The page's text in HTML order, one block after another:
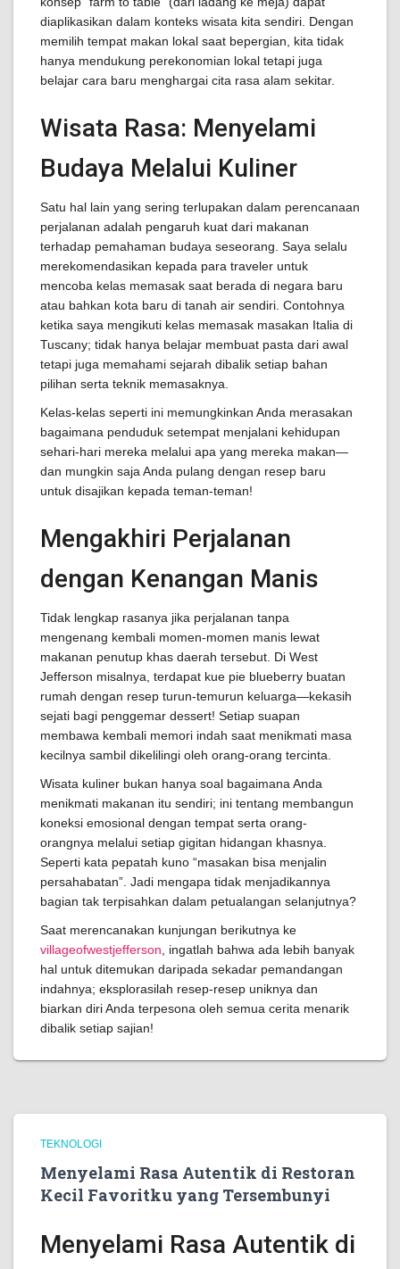
diaplikasikan dalam konteks wisata kita sendiri. Dengan
memilih tempat makan lokal saat bepergian, kita tidak
hanya mendukung perekonomian lokal tetapi juga
belajar cara baru menghargai cita rasa alam sekitar.
Wisata Rasa: Menyelami
Budaya Melalui Kuliner
Satu hal lain yang sering terlupakan dalam perencanaan
perjalanan adalah pengaruh kuat dari makanan
terhadap pemahaman budaya seseorang. Saya selalu
merekomendasikan kepada para traveler untuk
mencoba kelas memasak saat berada di negara baru
atau bahkan kota baru di tanah air sendiri. Contohnya
ketika saya mengikuti kelas memasak masakan Italia di
Tuscany; tidak hanya belajar membuat pasta dari awal
tetapi juga memahami sejarah dibalik setiap bahan
pilihan serta teknik memasaknya.
Kelas-kelas seperti ini memungkinkan Anda merasakan
bagaimana penduduk setempat menjalani kehidupan
sehari-hari mereka melalui apa yang mereka makan—
dan mungkin saja Anda pulang dengan resep baru
untuk disajikan kepada teman-teman!
Mengakhiri Perjalanan
dengan Kenangan Manis
Tidak lengkap rasanya jika perjalanan tanpa
mengenang kembali momen-momen manis lewat
makanan penutup khas daerah tersebut. Di West
Jefferson misalnya, terdapat kue pie blueberry buatan
rumah dengan resep turun-temurun keluarga—kekasih
sejati bagi penggemar dessert! Setiap suapan
membawa kembali memori indah saat menikmati masa
kecilnya sambil dikelilingi oleh orang-orang tercinta.
Wisata kuliner bukan hanya soal bagaimana Anda
menikmati makanan itu sendiri; ini tentang membangun
koneksi emosional dengan tempat serta orang-
orangnya melalui setiap gigitan hidangan khasnya.
Seperti kata pepatah kuno “masakan bisa menjalin
persahabatan”. Jadi mengapa tidak menjadikannya
bagian tak terpisahkan dalam petualangan selanjutnya?
Saat merencanakan kunjungan berikutnya ke
villageofwestjefferson , ingatlah bahwa ada lebih banyak
hal untuk ditemukan daripada sekadar pemandangan
indahnya; eksplorasilah resep-resep uniknya dan
biarkan diri Anda terpesona oleh semua cerita menarik
dibalik setiap sajian!
TEKNOLOGI
Menyelami Rasa Autentik di Restoran
Kecil Favoritku yang Tersembunyi
Menyelami Rasa Autentik di